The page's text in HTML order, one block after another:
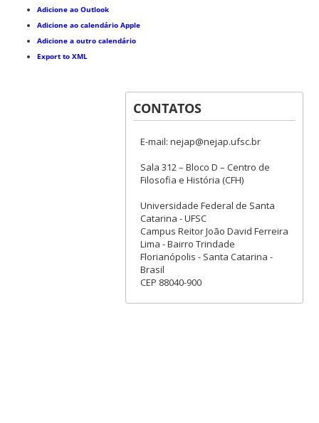
Adicione ao Outlook
Adicione ao calendário Apple
Adicione a outro calendário
Export to XML
CONTATOS
E-mail: nejap@nejap.ufsc.br
Sala 312 – Bloco D – Centro de
Filosofia e História (CFH)
Universidade Federal de Santa
Catarina - UFSC
Campus Reitor João David Ferreira
Lima - Bairro Trindade
Florianópolis - Santa Catarina -
Brasil
CEP 88040-900